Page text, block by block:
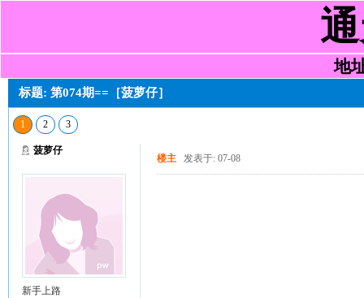
地
标题: 第074期==［菠萝仔］
1 2 3
菠萝仔
新手上路
楼主 发表于: 07-08